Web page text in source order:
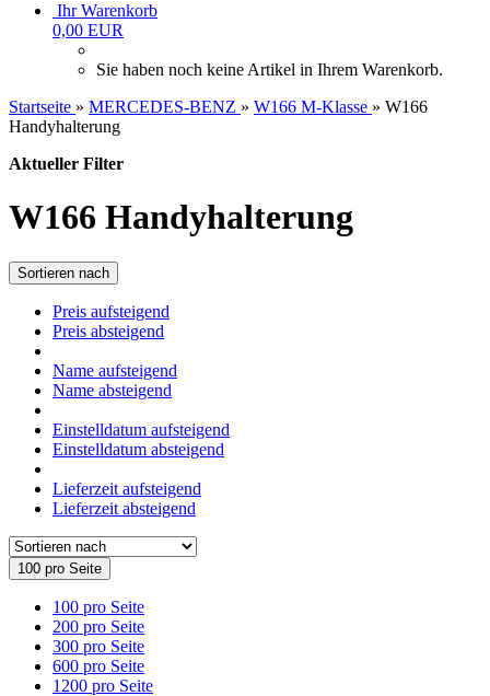
Ihr Warenkorb
0,00 EUR
Sie haben noch keine Artikel in Ihrem Warenkorb.
Startseite » MERCEDES-BENZ » W166 M-Klasse » W166
Handyhalterung
Aktueller Filter
W166 Handyhalterung
Sortieren nach
Preis aufsteigend
Preis absteigend
Name aufsteigend
Name absteigend
Einstelldatum aufsteigend
Einstelldatum absteigend
Lieferzeit aufsteigend
Lieferzeit absteigend
100 pro Seite
100 pro Seite
200 pro Seite
300 pro Seite
600 pro Seite
1200 pro Seite